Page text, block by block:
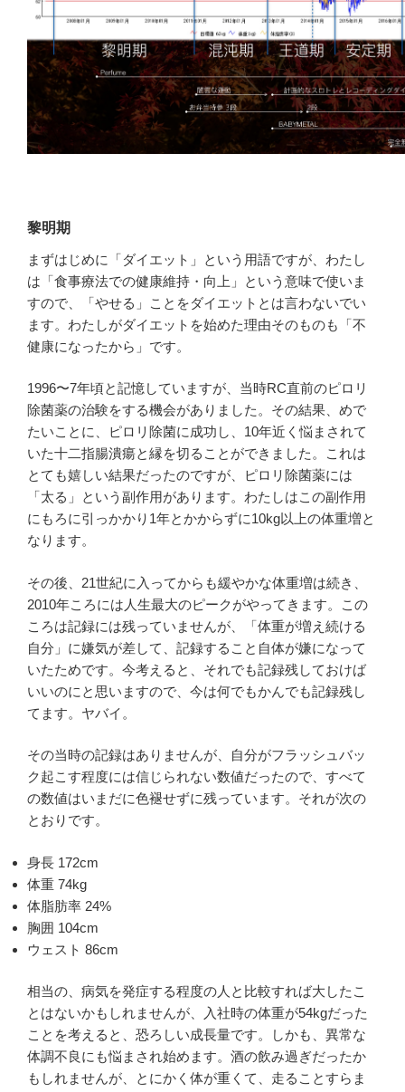
黎明期
まずはじめに「ダイエット」という用語ですが、わたし
は「食事療法での健康維持・向上」という意味で使いま
すので、「やせる」ことをダイエットとは言わないでい
ます。わたしがダイエットを始めた理由そのものも「不
健康になったから」です。
1996〜7年頃と記憶していますが、当時RC直前のピロリ
除菌薬の治験をする機会がありました。その結果、めで
たいことに、ピロリ除菌に成功し、10年近く悩まされて
いた十二指腸潰瘍と縁を切ることができました。これは
とても嬉しい結果だったのですが、ピロリ除菌薬には
「太る」という副作用があります。わたしはこの副作用
にもろに引っかかり1年とかからずに10kg以上の体重増と
なります。
その後、21世紀に入ってからも緩やかな体重増は続き、
2010年ころには人生最大のピークがやってきます。この
ころは記録には残っていませんが、「体重が増え続ける
自分」に嫌気が差して、記録すること自体が嫌になって
いたためです。今考えると、それでも記録残しておけば
いいのにと思いますので、今は何でもかんでも記録残し
てます。ヤバイ。
その当時の記録はありませんが、自分がフラッシュバッ
ク起こす程度には信じられない数値だったので、すべて
の数値はいまだに色褪せずに残っています。それが次の
とおりです。
身長 172cm
体重 74kg
体脂肪率 24%
胸囲 104cm
ウェスト 86cm
相当の、病気を発症する程度の人と比較すれば大したこ
とはないかもしれませんが、入社時の体重が54kgだった
ことを考えると、恐ろしい成長量です。しかも、異常な
体調不良にも悩まされ始めます。酒の飲み過ぎだったか
もしれませんが、とにかく体が重くて、走ることすらま